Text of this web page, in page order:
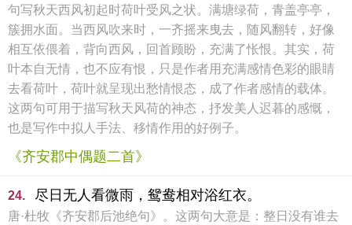
句写秋天西风初起时荷叶受风之状。满塘绿荷，青盖亭亭，
簇拥水面。当西风吹来时，一齐摇来曳去，随风翻转，好像
相互依偎着，背向西风，回首顾盼，充满了怅恨。其实，荷
叶本自无情，也不应有恨，只是作者用充满感情色彩的眼睛
去看荷叶，荷叶就呈现出愁情恨态，成了作者感情的载体。
这两句可用于描写秋天风荷的神态，抒发美人迟暮的感慨，
也是写作中拟人手法、移情作用的好例子。
《齐安郡中偶题二首》
24. 尽日无人看微雨，鸳鸯相对浴红衣。
唐·杜牧《齐安郡后池绝句》。这两句大意是：整日没有谁去